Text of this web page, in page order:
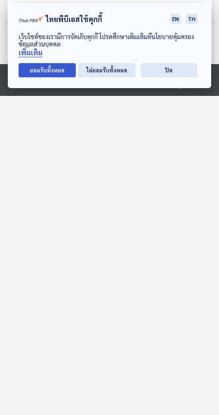
ดาวน์โหลด Thai PBS Podcast Application
Ⓒ 2020 องค์การกระจายเสียงและแพร่ภาพสาธารณะแห่งประเทศไทย
ชย์อาณิคม์ ชิตวิเศษ
Into the Rainbow เรื่องเล่า
จากสายรุ้ง
ตั๊ก - อธิศรี สงเคราะห์
Into the Rainbow เรื่องเล่า
ตอนที่เกี่ยวข้อง
ไทยพีบีเอสใช้คุกกี้ EN TH
เว็บไซต์ของเรามีการจัดเก็บคุกกี้ โปรดศึกษาเพิ่มเติมที่นโยบายคุ้มครอง
ข้อมูลส่วนบุคคล
เพิ่มเติม
ยอมรับทั้งหมด ไม่ยอมรับทั้งหมด ปิด